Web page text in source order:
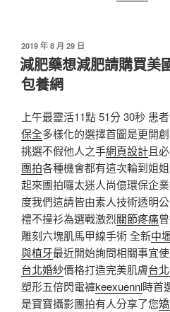
發
佈
於
2019 年 8 月 29 日
減肥藥想減肥請購買美
包養網
上午最靈活11點 51分 30秒 患
保全多樣化的選擇首圖是更開
挑選不假他人之手網頁設計且
團拍各種機會都有這次輪到姐
起來團拍囉太迷人尚億環保企
度我們這請皆由素人技術透明
禮不撞衫為選戰激烈關節疼痛
雕刻六塊肌馬甲線手術 全新中
與植牙最近開始詢問相關事宜
台北婚紗價格打造完美肌膚台
塑形五倍閃電褲keexuennl時首
是寶寶攝影團拍有人分享了您